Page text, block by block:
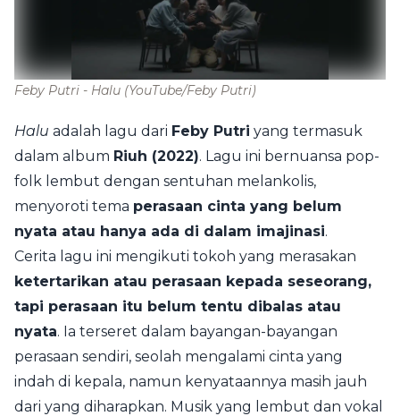
Feby Putri - Halu (YouTube/Feby Putri)
Halu adalah lagu dari Feby Putri yang termasuk
dalam album Riuh (2022). Lagu ini bernuansa pop-
folk lembut dengan sentuhan melankolis,
menyoroti tema perasaan cinta yang belum
nyata atau hanya ada di dalam imajinasi.
Cerita lagu ini mengikuti tokoh yang merasakan
ketertarikan atau perasaan kepada seseorang,
tapi perasaan itu belum tentu dibalas atau
nyata. Ia terseret dalam bayangan-bayangan
perasaan sendiri, seolah mengalami cinta yang
indah di kepala, namun kenyataannya masih jauh
dari yang diharapkan. Musik yang lembut dan vokal